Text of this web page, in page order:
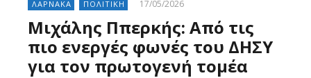
ΛΑΡΝΑΚΑ ΠΟΛΙΤΙΚΗ 17/05/2026
Μιχάλης Ππερκής: Από τις
πιο ενεργές φωνές του ΔΗΣΥ
για τον πρωτογενή τομέα